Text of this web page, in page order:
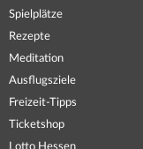
Spielplätze
Rezepte
Meditation
Ausflugsziele
Freizeit-Tipps
Ticketshop
Lotto Hessen